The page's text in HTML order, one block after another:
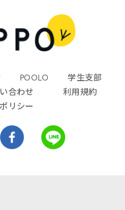
POOLO
学生支部
合わせ
利用規約
リシー